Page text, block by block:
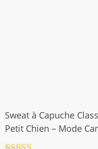
Sweat à Capuche
Petit Chien – Mode